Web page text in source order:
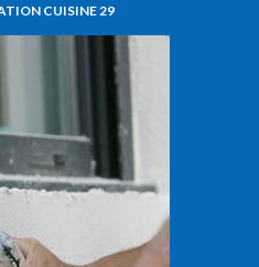
CUISINE 29